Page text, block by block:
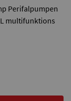
Perifalpumpen
multifunktions